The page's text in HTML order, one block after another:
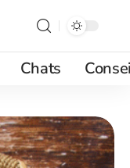
Chats